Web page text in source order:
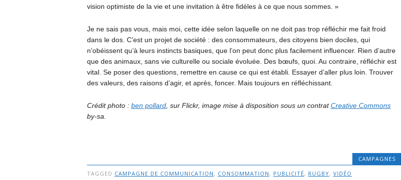
vision optimiste de la vie et une invitation à être fidèles à ce que nous sommes. »
Je ne sais pas vous, mais moi, cette idée selon laquelle on ne doit pas trop réfléchir me fait froid
dans le dos. C’est un projet de société : des consommateurs, des citoyens bien dociles, qui
n’obéissent qu’à leurs instincts basiques, que l’on peut donc plus facilement influencer. Rien d’autre
que des animaux, sans vie culturelle ou sociale évoluée. Des bœufs, quoi. Au contraire, réfléchir est
vital. Se poser des questions, remettre en cause ce qui est établi. Essayer d’aller plus loin. Trouver
des valeurs, des raisons d’agir, et après, foncer. Mais toujours en réfléchissant.
Crédit photo : ben pollard, sur Flickr, image mise à disposition sous un contratCreative Commons
by-sa.
CAMPAGNES
TAGGED CAMPAGNE DE COMMUNICATION , CONSOMMATION , PUBLICITÉ, RUGBY, VIDÉO